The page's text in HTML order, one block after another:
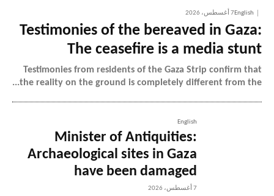
English7 أغسطس، 2026
Testimonies of the bereaved in Gaza:
The ceasefire is a media stunt
Testimonies from residents of the Gaza Strip confirm that
the reality on the ground is completely different from the...
English
Minister of Antiquities:
Archaeological sites in Gaza
have been damaged
7 أغسطس، 2026